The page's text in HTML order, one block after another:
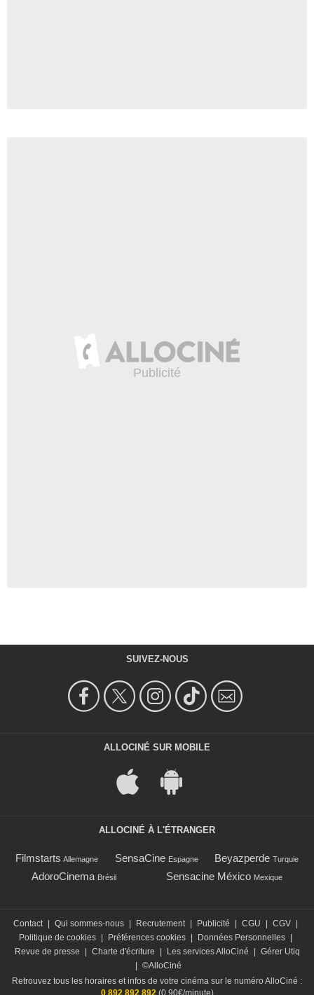
SUIVEZ-NOUS
ALLOCINÉ SUR MOBILE
ALLOCINÉ À L'ÉTRANGER
Filmstarts Allemagne SensaCine Espagne Beyazperde Turquie
AdoroCinema Brésil Sensacine México Mexique
Contact Qui sommes-nous Recrutement Publicité CGU CGV
Politique de cookies
Préférences cookies Données Personnelles
Revue de presse
Charte d'écriture Les services AlloCiné
Gérer Utiq
©AlloCiné
Retrouvez tous les horaires et infos de votre cinéma sur le numéro AlloCiné :